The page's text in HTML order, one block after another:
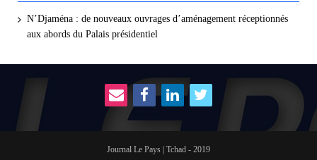
N’Djaména : de nouveaux ouvrages d’aménagement réceptionnés
aux abords du Palais présidentiel
Journal Le Pays | Tchad - 2019